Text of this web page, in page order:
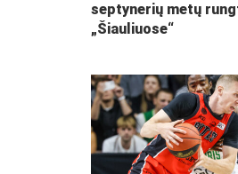
septynerių metų
„Šiauliuose“